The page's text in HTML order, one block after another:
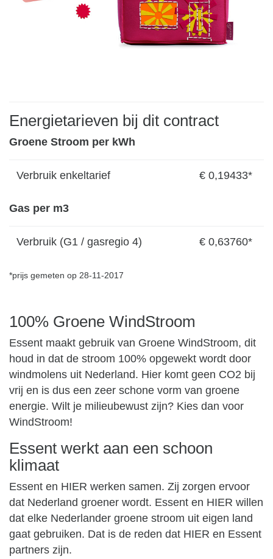
Energietarieven bij dit contract
Groene Stroom per kWh
Verbruik enkeltarief € 0,19433*
Gas per m3
Verbruik (G1 / gasregio 4) € 0,63760*
*prijs gemeten op 28-11-2017
100% Groene WindStroom
Essent maakt gebruik van Groene WindStroom, dit
houd in dat de stroom 100% opgewekt wordt door
windmolens uit Nederland. Hier komt geen CO2 bij
vrij en is dus een zeer schone vorm van groene
energie. Wilt je milieubewust zijn? Kies dan voor
WindStroom!
Essent werkt aan een schoon
klimaat
Essent en HIER werken samen. Zij zorgen ervoor
dat Nederland groener wordt. Essent en HIER willen
dat elke Nederlander groene stroom uit eigen land
gaat gebruiken. Dat is de reden dat HIER en Essent
partners zijn.